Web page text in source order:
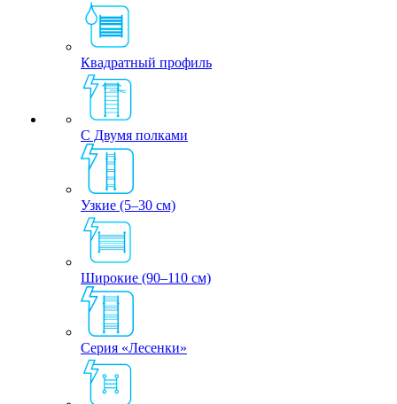
Квадратный профиль
С Двумя полками
Узкие (5–30 см)
Широкие (90–110 см)
Серия «Лесенки»